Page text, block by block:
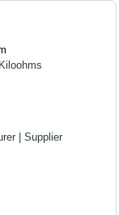
| Supplier